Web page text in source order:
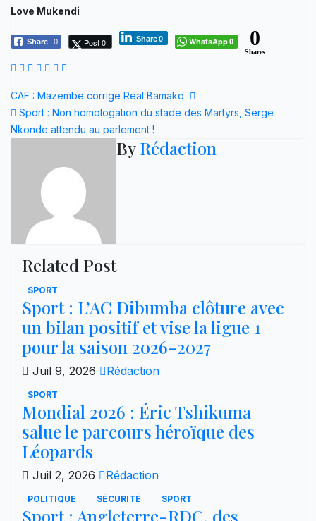
Love Mukendi
Share 0 Post 0 Share0 WhatsApp0 0
Shares
Navigation
de
CAF : Mazembe corrige Real Bamako
Sport : Non homologation du stade des Martyrs, Serge
Nkonde attendu au parlement !
ByRédaction
Related Post
SPORT
Sport : L’AC Dibumba clôture avec
un bilan positif et vise la ligue 1
pour la saison 2026-2027
Juil 9, 2026 Rédaction
SPORT
Mondial 2026 : Éric Tshikuma
salue le parcours héroïque des
Léopards
Juil 2, 2026 Rédaction
POLITIQUE SÉCURITÉ SPORT
Sport : Angleterre-RDC, des